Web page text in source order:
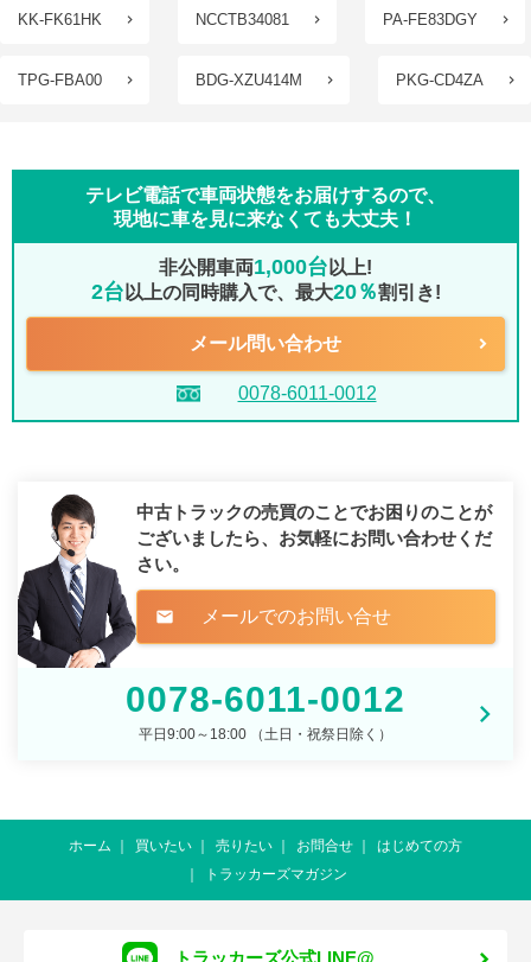
KK-FK61HK NCCTB34081 PA-FE83DGY
TPG-FBA00 BDG-XZU414M PKG-CD4ZA
テレビ電話で車両状態をお届けするので、
現地に車を見に来なくても大丈夫！
非公開車両1,000台 以上!
2台 以上の同時購入で、最大20％割引き!
メール問い合わせ
0078-6011-0012
中古トラックの売買のことでお困りのことが
ございましたら、 お気軽にお問い合わせくだ
さい。
mail メールでのお問い合せ
0078-6011-0012
平日9:00～18:00 （土日・祝祭日除く）
ホーム 買いたい 売りたい お問合せ
はじめての方
トラッカーズマガジン
トラッカーズ公式LINE@